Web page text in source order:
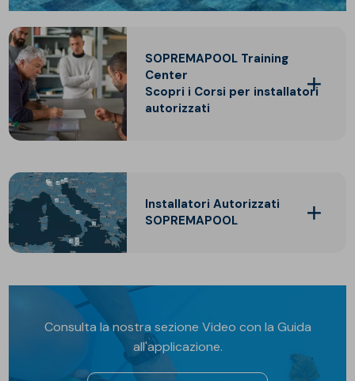
SOPREMAPOOL Training
Center
Scopri i Corsi per installatori
autorizzati
Installatori Autorizzati
SOPREMAPOOL
Consulta la nostra sezione Video con la Guida
all'applicazione.